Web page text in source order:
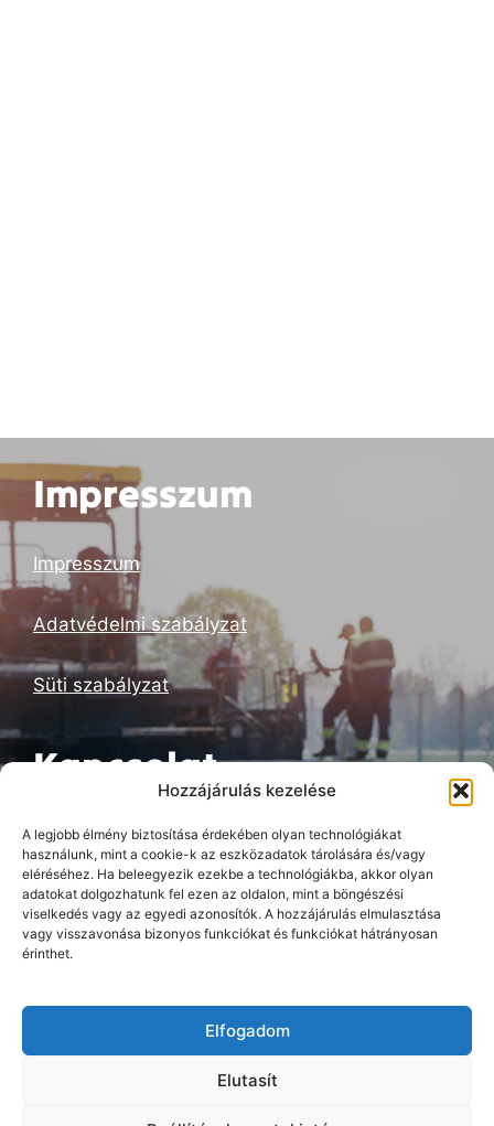
Hozzájárulás kezelése
A legjobb élmény biztosítása érdekében olyan technológiákat
használunk, mint a cookie-k az eszközadatok tárolására és/vagy
eléréséhez. Ha beleegyezik ezekbe a technológiákba, akkor olyan
adatokat dolgozhatunk fel ezen az oldalon, mint a böngészési
viselkedés vagy az egyedi azonosítók. A hozzájárulás elmulasztása
vagy visszavonása bizonyos funkciókat és funkciókat hátrányosan
érinthet.
Elfogadom
Elutasít
Impresszum
Impresszum
Adatvédelmi szabályzat
Süti szabályzat
Kapcsolat
Build Technic Hungary Kft
+36-70/428-3565
buildtechnichungary@gmail.com
Tata, Faller Jenő u. 2.